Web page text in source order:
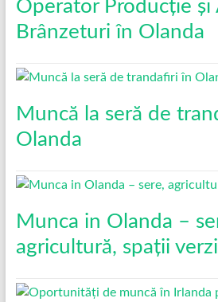
Operator Producție și
Brânzeturi în Olanda
Muncă la seră de
Olanda
Munca in Olanda –
agricultură, spații